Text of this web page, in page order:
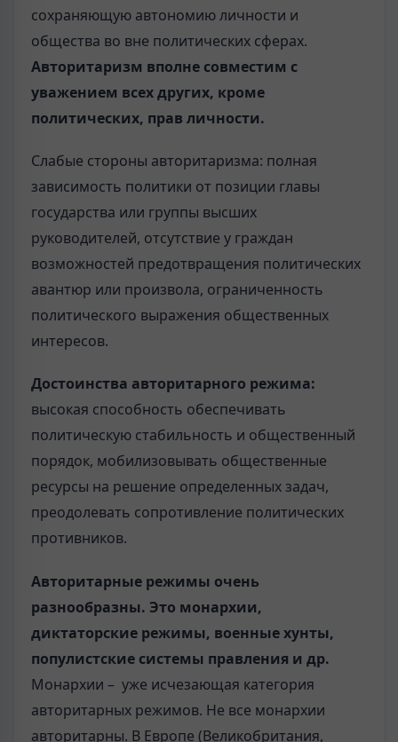
сохраняющую автономию личности и
общества во вне политических сферах.
Авторитаризм вполне совместим с
уважением всех других, кроме
политических, прав личности.
Слабые стороны авторитаризма: полная
зависимость политики от позиции главы
государства или группы высших
руководителей, отсутствие у граждан
возможностей предотвращения политических
авантюр или произвола, ограниченность
политического выражения общественных
интересов.
Достоинства авторитарного режима:
высокая способность обеспечивать
политическую стабильность и общественный
порядок, мобилизовывать общественные
ресурсы на решение определенных задач,
преодолевать сопротивление политических
противников.
Авторитарные режимы очень
разнообразны. Это монархии,
диктаторские режимы, военные хунты,
популистские системы правления и др.
Монархии – уже исчезающая категория
авторитарных режимов. Не все монархии
авторитарны. В Европе (Великобритания,